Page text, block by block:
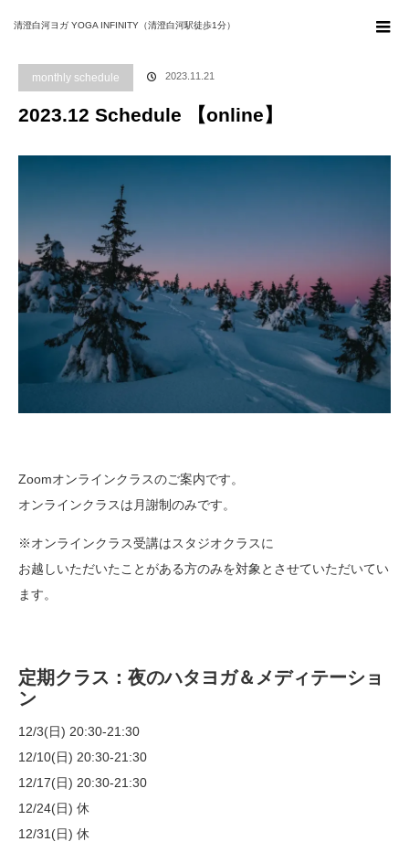
清澄白河ヨガ YOGA INFINITY（清澄白河駅徒歩1分）
ブログ
monthly schedule 2023.12 Schedule 【online】
monthly schedule 2023.11.21
2023.12 Schedule 【online】
Zoomオンラインクラスのご案内です。
オンラインクラスは月謝制のみです。
※オンラインクラス受講はスタジオクラスに
お越しいただいたことがある方のみを対象とさせていただいてい
ます。
定期クラス：夜のハタヨガ＆メディテーショ
ン
12/3(日) 20:30-21:30
12/10(日) 20:30-21:30
12/17(日) 20:30-21:30
12/24(日) 休
12/31(日) 休